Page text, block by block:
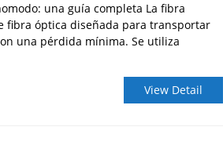
una guía completa La fibra
fibra óptica diseñada para transportar
una pérdida mínima. Se utiliza
View Detail